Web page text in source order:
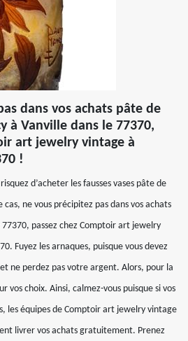
dans vos achats pâte de
à Vanville dans le 77370,
art jewelry vintage à
!
d’acheter les fausses vases pâte de
cas, ne vous précipitez pas dans vos achats
passez chez Comptoir art jewelry
Fuyez les arnaques, puisque vous devez
ne perdez pas votre argent. Alors, pour la
vos choix. Ainsi, calmez-vous puisque si vos
les équipes de Comptoir art jewelry vintage
livrer vos achats gratuitement. Prenez